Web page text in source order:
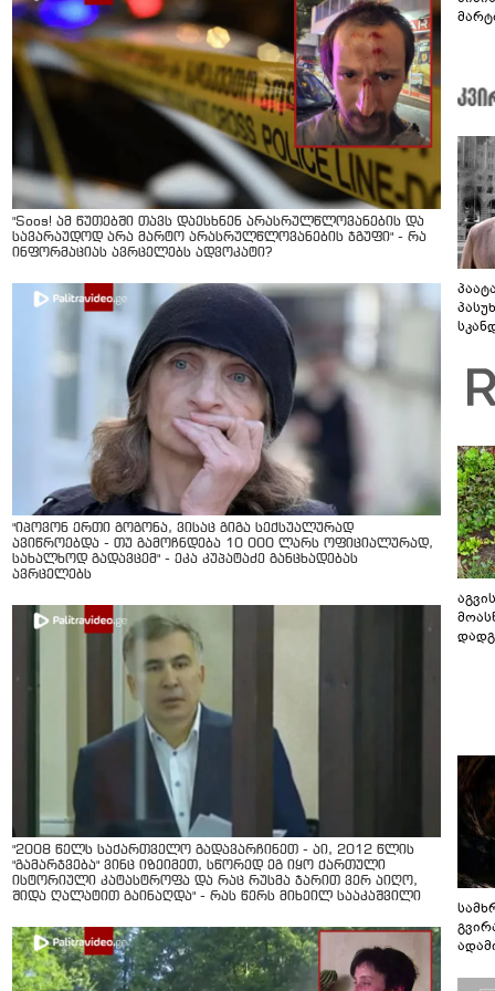
"Soos! ამ წუთებში თავს დაესხნენ არასრულწლოვანების და
სავარაუდოდ არა მარტო არასრულწლოვანების ჯგუფი" - რა
ინფორმაციას ავრცელებს ადვოკატი?
"იპოვონ ერთი გოგონა, ვისაც გიგა სექსუალურად
ავიწროებდა - თუ გამოჩნდება 10 000 ლარს ოფიციალურად,
სახალხოდ გადავცემ" - ეკა კუპატაძე განცხადებას
ავრცელებს
"2008 წელს საქართველო გადავარჩინეთ - აი, 2012 წლის
"გამარჯვება" ვინც იზეიმეთ, სწორედ ეგ იყო ქართული
ისტორიული კატასტროფა და რაც რუსმა ჯარით ვერ აიღო,
შიდა ღალატით გაინაღდა" - რას წერს მიხეილ სააკაშვილი